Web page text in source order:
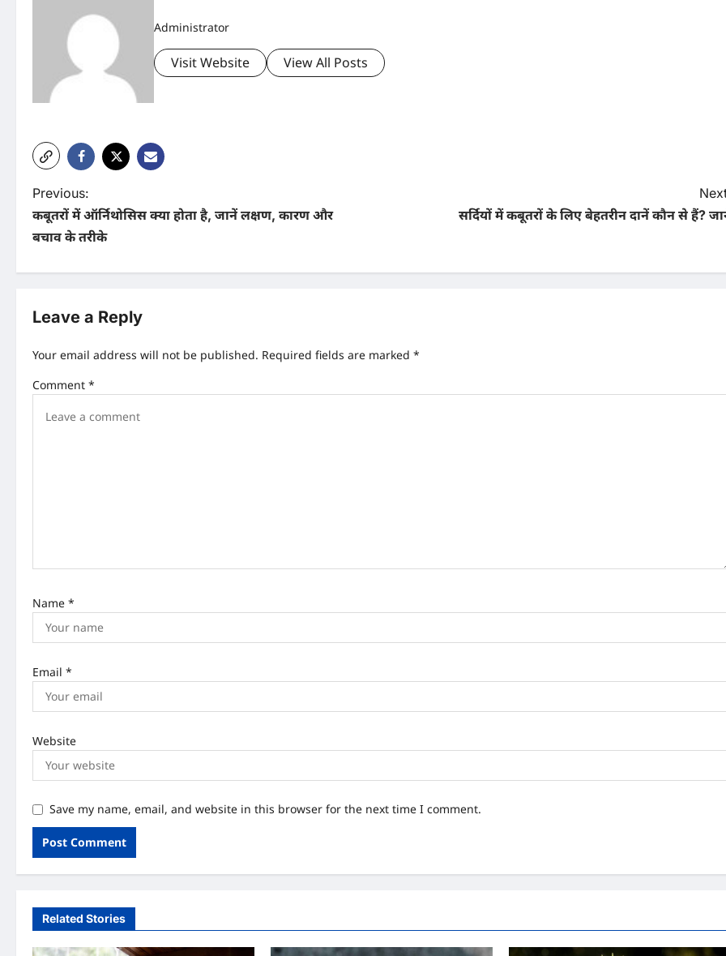
Administrator
Visit Website View All Posts
P
o
n
i
n
Previous:
कबूतरों में ऑर्निथोसिस क्या होता है, जानें लक्षण, कारण और
बचाव के तरीके
सर्दियों में कबूतरों के लिए बेहतरीन दानें कौन से हैं?
Leave a Reply
Your email address will not be published. Required fields are marked *
Comment *
Name *
Email *
Website
Save my name, email, and website in this browser for the next time I comment.
Related Stories